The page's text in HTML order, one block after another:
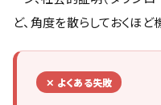
ど、角度を散らしておくほ
✕ よくある失敗